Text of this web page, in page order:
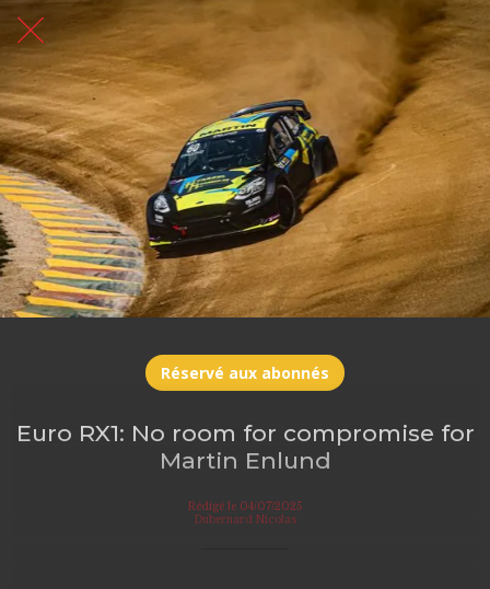
Réservé aux abonnés
Euro RX1: No room for compromise for
Martin Enlund
Rédigé le 04/07/2025
Dubernard Nicolas